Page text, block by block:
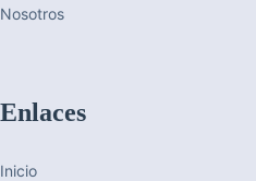
Nosotros
Enlaces
Inicio